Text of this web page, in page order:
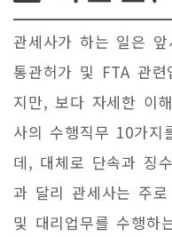
관세사가 하는 일은
통관허가 및 FTA 관
지만, 보다 자세한 이
사의 수행직무 10가
데, 대체로 단속과 징
과 달리 관세사는 주
및 대리업무를 수행하